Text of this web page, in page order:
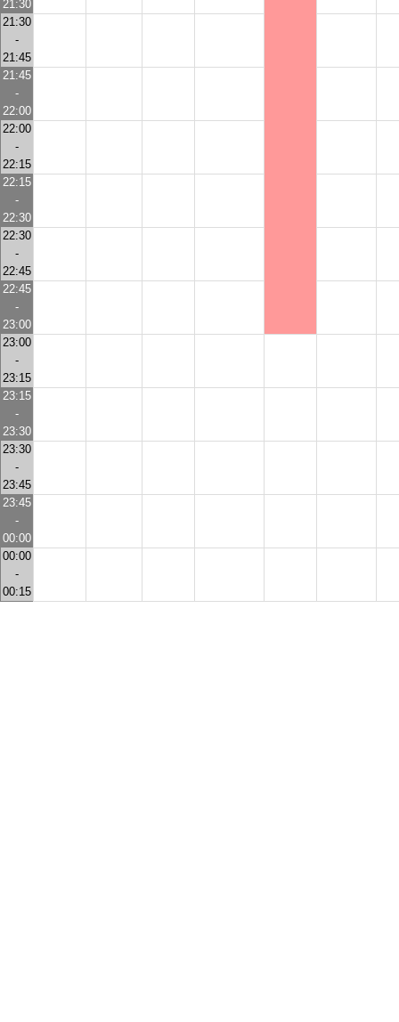
21:30
21:30
-
21:45
21:45
-
22:00
22:00
-
22:15
22:15
-
22:30
22:30
-
22:45
22:45
-
23:00
23:00
-
23:15
23:15
-
23:30
23:30
-
23:45
23:45
-
00:00
00:00
-
00:15